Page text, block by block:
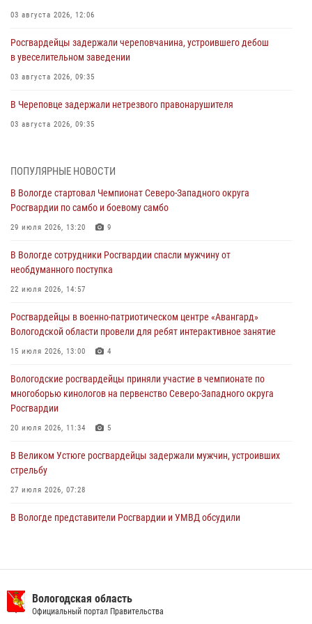
03 августа 2026, 12:06
Росгвардейцы задержали череповчанина, устроившего дебош
в увеселительном заведении
03 августа 2026, 09:35
В Череповце задержали нетрезвого правонарушителя
03 августа 2026, 09:35
товаров из магазина
В Вологде определились победители и призеры Чемпионатов
Северо-Западного округа Росгвардии по спортивному и боевому
03 августа 2026, 08:54 1
ЗА МИНУВШУЮ НЕДЕЛЮ СОТРУДНИКАМИ ВНЕВЕДОМСТВЕННОЙ
ПРАВОНАРУШИТЕЛЯ
02 августа 2026, 10:37
нарушителя на питбайке
31 июля 2026, 06:43
ПОПУЛЯРНЫЕ НОВОСТИ
В Вологде стартовал Чемпионат Северо-Западного округа
Росгвардии по самбо и боевому самбо
29 июля 2026, 13:20 9
В Вологде сотрудники Росгвардии спасли мужчину от
необдуманного поступка
22 июля 2026, 14:57
Росгвардейцы в военно-патриотическом центре «Авангард»
Вологодской области провели для ребят интерактивное занятие
15 июля 2026, 13:00 4
Вологодские росгвардейцы приняли участие в чемпионате по
многоборью кинологов на первенство Северо-Западного округа
Росгвардии
20 июля 2026, 11:34 5
В Великом Устюге росгвардейцы задержали мужчин, устроивших
стрельбу
27 июля 2026, 07:28
В Вологде представители Росгвардии и УМВД обсудили
задержали сотрудники вневедомственной охраны Росгвардии за
минувшую неделю
Вологодская область
Официальный портал Правительства